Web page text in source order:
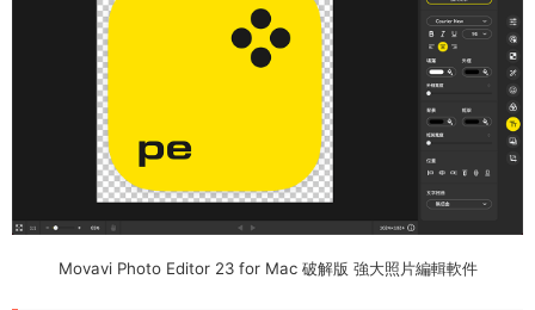
Movavi Photo Editor 23 for Mac 破解版 強大照片編輯軟件